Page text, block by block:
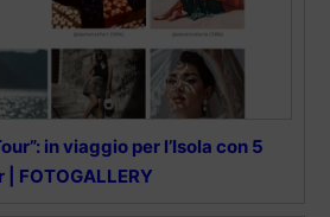
in viaggio per l’Isola con 5
FOTOGALLERY